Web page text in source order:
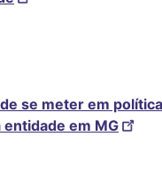
se meter em
em MG